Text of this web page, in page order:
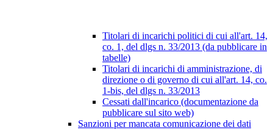
Titolari di incarichi politici di cui all'art. 14,
co. 1, del dlgs n. 33/2013 (da pubblicare in
tabelle)
Titolari di incarichi di amministrazione, di
direzione o di governo di cui all'art. 14, co.
1-bis, del dlgs n. 33/2013
Cessati dall'incarico (documentazione da
pubblicare sul sito web)
Sanzioni per mancata comunicazione dei dati